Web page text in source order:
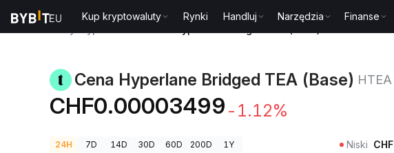
Kup kryptowaluty Rynki Handluj Narzędzia Finanse
Cena Hyperlane Bridged TEA (Base) HTEA
CHF0.00003499 -1.12%
24H 7D 14D 30D 60D 200D 1Y Niski CHF